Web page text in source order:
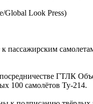
Global Look Press)
пассажирским
ГТЛК
100 самолётов Ту-214.